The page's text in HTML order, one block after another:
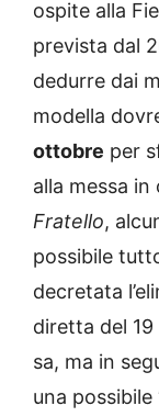
ospite alla
prevista dal
dedurre dai
modella
ottobre per
alla messa
Fratello,
possibile
decretata
diretta del
sa, ma in
una